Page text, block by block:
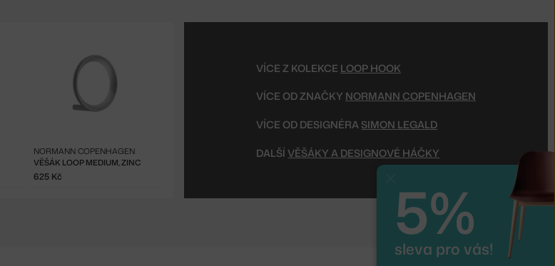
VĚŠÁK LOOP MEDIUM, ZINC
NORMANN COPENHAGEN
625 Kč
VÍCE Z KOLEKCE LOOP HOOK
VÍCE OD ZNAČKY NORMANN COPENHAGEN
VÍCE OD DESIGNÉRA SIMON LEGALD
DALŠÍVĚŠÁKY A DESIGNOVÉ HÁČKY
5%
sleva pro vás!